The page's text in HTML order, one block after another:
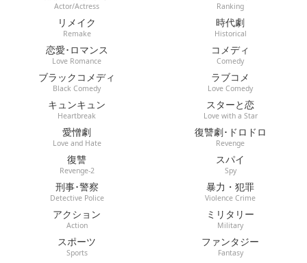
Actor/Actress Ranking
リメイク
Remake
時代劇
Historical
恋愛･ロマンス
Love Romance
コメディ
Comedy
ブラックコメディ
Black Comedy
ラブコメ
Love Comedy
キュンキュン
Heartbreak
スターと恋
Love with a Star
愛憎劇
Love and Hate
復讐劇･ドロドロ
Revenge
復讐
Revenge-2
スパイ
Spy
刑事･警察
Detective Police
暴力・犯罪
Violence Crime
アクション
Action
ミリタリー
Military
スポーツ
Sports
ファンタジー
Fantasy